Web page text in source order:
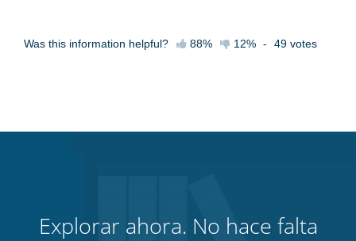
Was this information helpful? 88% 12% - 49 votes
Explorar ahora. No hace falta